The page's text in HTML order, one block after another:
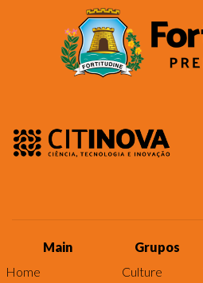
Main
Home
Grupos
Culture